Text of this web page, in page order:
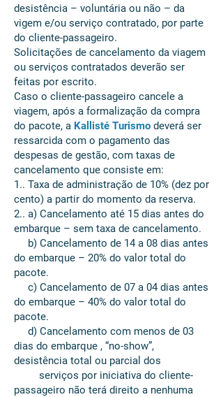
desistência – voluntária ou não – da
vigem e/ou serviço contratado, por parte
do cliente-passageiro.
Solicitações de cancelamento da viagem
ou serviços contratados deverão ser
feitas por escrito.
Caso o cliente-passageiro cancele a
viagem, após a formalização da compra
do pacote, a Kallisté Turismo deverá ser
ressarcida com o pagamento das
despesas de gestão, com taxas de
cancelamento que consiste em:
1.. Taxa de administração de 10% (dez por
cento) a partir do momento da reserva.
2.. a) Cancelamento até 15 dias antes do
embarque – sem taxa de cancelamento.
b) Cancelamento de 14 a 08 dias antes
do embarque – 20% do valor total do
pacote.
c) Cancelamento de 07 a 04 dias antes
do embarque – 40% do valor total do
pacote.
d) Cancelamento com menos de 03
dias do embarque , “no-show”,
desistência total ou parcial dos
serviços por iniciativa do cliente-
passageiro não terá direito a nenhuma